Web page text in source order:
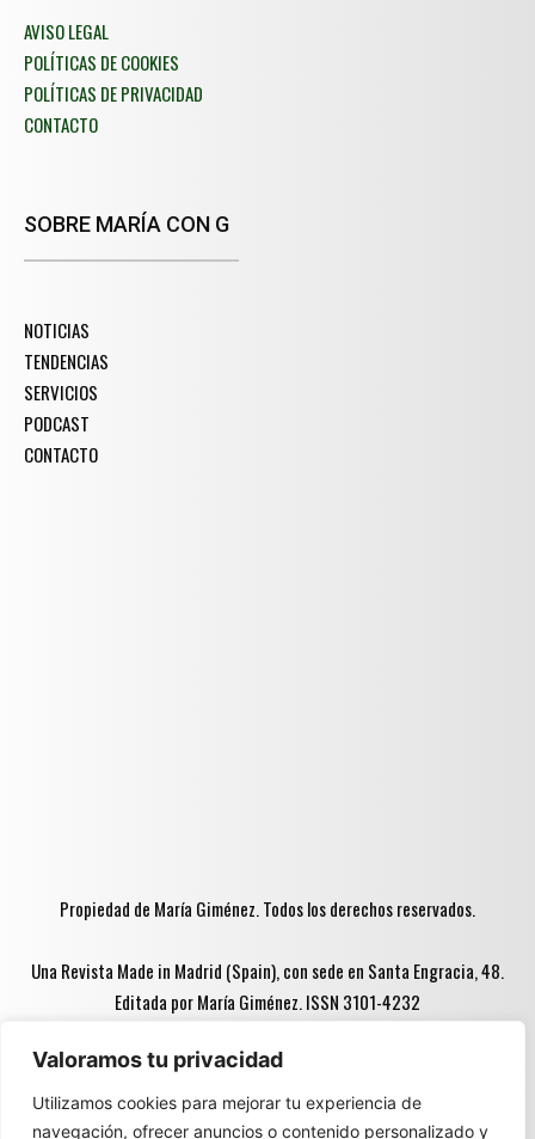
Valoramos tu privacidad
Utilizamos cookies para mejorar tu experiencia de
navegación, ofrecer anuncios o contenido personalizado y
AVISO LEGAL
POLÍTICAS DE COOKIES
POLÍTICAS DE PRIVACIDAD
CONTACTO
SOBRE MARÍA CON G
NOTICIAS
TENDENCIAS
SERVICIOS
PODCAST
CONTACTO
Propiedad de María Giménez. Todos los derechos reservados.
Una Revista Made in Madrid (Spain), con sede en Santa Engracia, 48.
Editada por María Giménez. ISSN 3101-4232
Advertencia ♦♦: